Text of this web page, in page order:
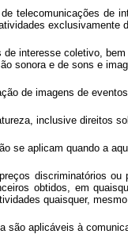
telecomunicações de
interesse coletivo,
sonora e de sons e
de imagens de
inclusive direitos
se aplicam quando a
discriminatórios
obtidos, em
quaisquer,
são aplicáveis à